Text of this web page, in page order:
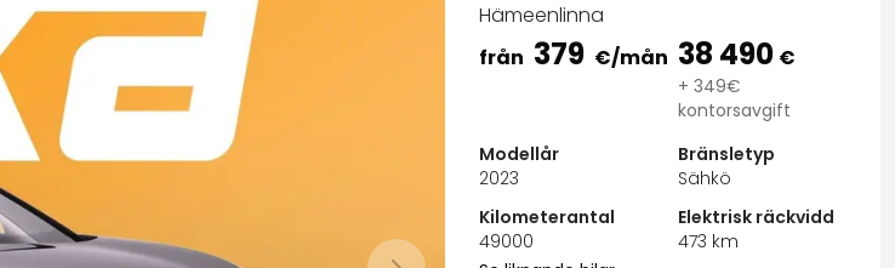
Hämeenlinna
från 379 €/mån 38 490 €
+ 349€
kontorsavgift
Modellår
2023
Bränsletyp
Sähkö
Kilometerantal
49000
Elektrisk räckvidd
473 km